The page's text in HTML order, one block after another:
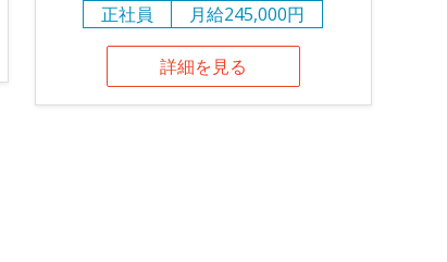
正社員
月給245,000円
詳細を見る